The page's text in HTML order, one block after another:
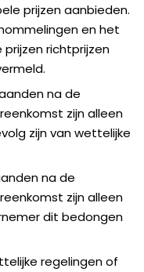
prijzen aanbieden.
en het
richtprijzen
na de
zijn alleen
zijn van wettelijke
na de
zijn alleen
dit bedongen
regelingen of